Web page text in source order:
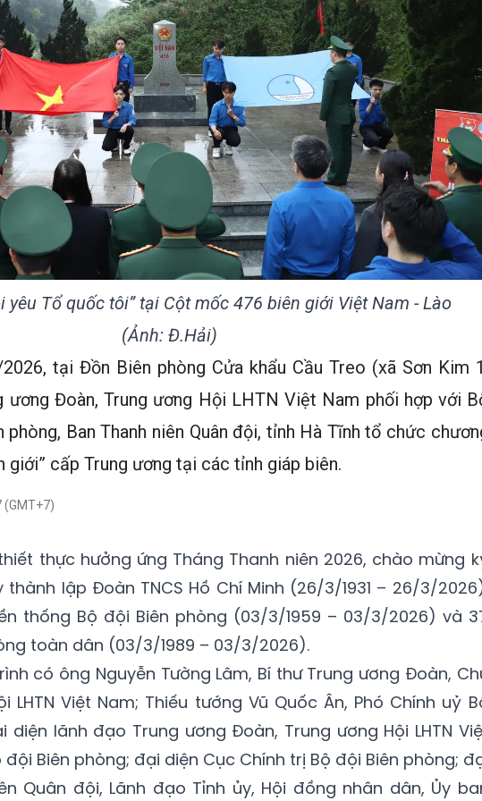
yêu Tổ quốc tôi” tại Cột mốc 476 biên giới Việt Nam - Lào
(Ảnh: Đ.Hải)
tại Đồn Biên phòng Cửa khẩu Cầu Treo (xã Sơn Kim
ương Đoàn, Trung ương Hội LHTN Việt Nam phối hợp với
Ban Thanh niên Quân đội, tỉnh Hà Tĩnh tổ chức
giới” cấp Trung ương tại các tỉnh giáp biên.
thực hưởng ứng Tháng Thanh niên 2026, chào mừng
lập Đoàn TNCS Hồ Chí Minh (26/3/1931 – 26/3/
thống Bộ đội Biên phòng (03/3/1959 – 03/3/2026) và
toàn dân (03/3/1989 – 03/3/2026).
có ông Nguyễn Tường Lâm, Bí thư Trung ương Đoàn,
LHTN Việt Nam; Thiếu tướng Vũ Quốc Ân, Phó Chính uỷ
diện lãnh đạo Trung ương Đoàn, Trung ương Hội LHTN
đội Biên phòng; đại diện Cục Chính trị Bộ đội Biên phòng;
Quân đội, Lãnh đạo Tỉnh ủy, Hội đồng nhân dân, Ủy